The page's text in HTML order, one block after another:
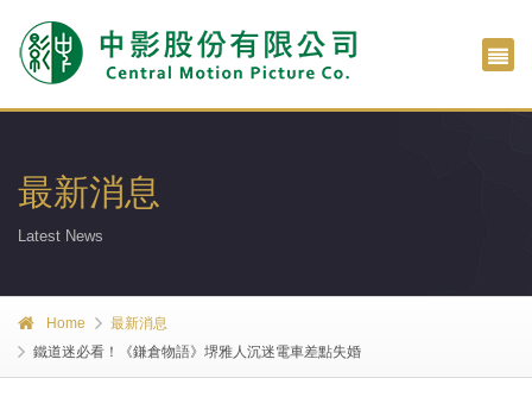
最新消息
Latest News
Home
最新消息
鐵道迷必看！《鎌倉物語》堺雅人沉迷電車差點失婚